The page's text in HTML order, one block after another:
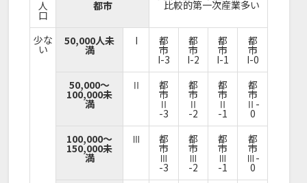
人
口
都市 比較的第一次産業多い
少な
い
50,000人未
満
I 都
市
I-3
都
市
I-2
都
市
I-1
都
市
I-0
50,000～
100,000未
満
Ⅱ 都
市
Ⅱ
-3
都
市
Ⅱ
-2
都
市
Ⅱ
-1
都
市
Ⅱ-
0
100,000～
150,000未
満
Ⅲ 都
市
Ⅲ
-3
都
市
Ⅲ
-2
都
市
Ⅲ
-1
都
市
Ⅲ-
0